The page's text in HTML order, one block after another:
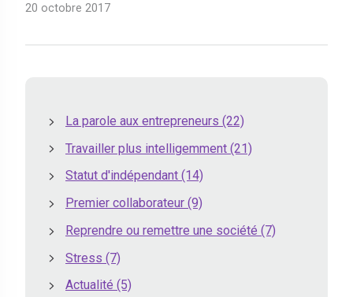
20 octobre 2017
La parole aux entrepreneurs (22)
Travailler plus intelligemment (21)
Statut d'indépendant (14)
Premier collaborateur (9)
Reprendre ou remettre une société (7)
Stress (7)
Actualité (5)